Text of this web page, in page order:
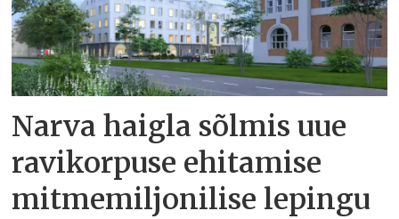
Narva haigla sõlmis uue
ravikorpuse ehitamise
mitmemiljonilise lepingu